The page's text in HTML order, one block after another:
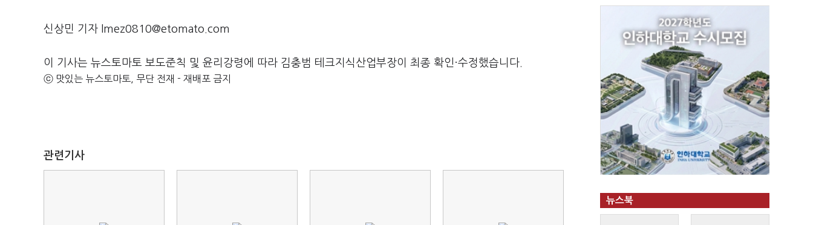
신상민 기자 lmez0810@etomato.com
이 기사는 뉴스토마토 보도준칙 및 윤리강령에 따라 김충범 테크지식산업부장이 최종 확인·수정했습니다.
ⓒ 맛있는 뉴스토마토, 무단 전재 - 재배포 금지
관련기사
뉴스북